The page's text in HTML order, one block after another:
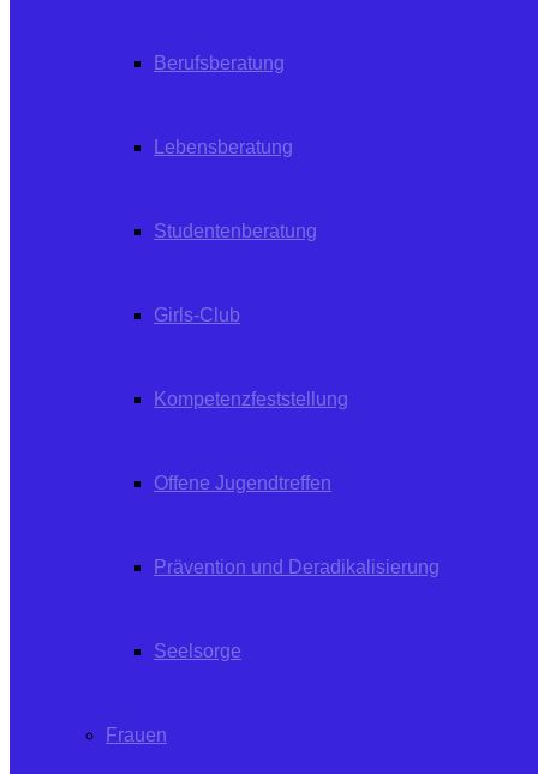
Berufsberatung
Lebensberatung
Studentenberatung
Girls-Club
Kompetenzfeststellung
Offene Jugendtreffen
Prävention und Deradikalisierung
Seelsorge
Frauen